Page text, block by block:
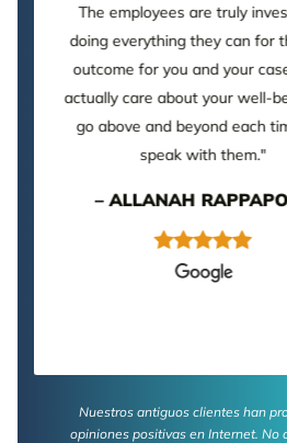
The employees are truly
doing everything they can for
outcome for you and your
actually care about your well-
go above and beyond each
speak with them."
– ALLANAH
Nuestros antiguos clientes han
opiniones positivas en Internet. No